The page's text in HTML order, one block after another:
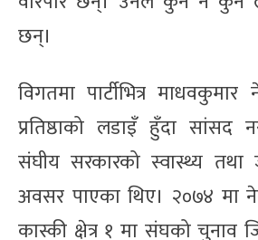
छन्।
विगतमा पार्टीभित्र
प्रतिष्ठाको लडाइँ हुँदा सांसद
संघीय सरकारको स्वास्थ्य तथा
अवसर पाएका थिए। २०७४ मा
कास्की क्षेत्र १ मा संघको